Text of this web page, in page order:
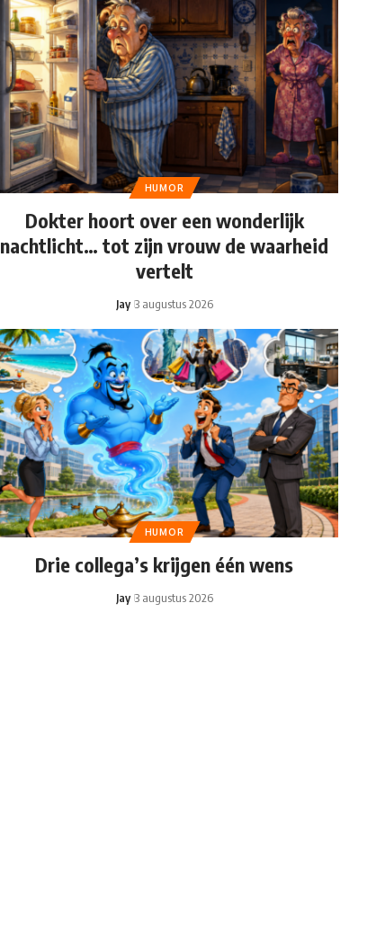
HUMOR
Dokter hoort over een wonderlijk
nachtlicht… tot zijn vrouw de waarheid
vertelt
Jay 3 augustus 2026
HUMOR
Drie collega’s krijgen één wens
Jay 3 augustus 2026